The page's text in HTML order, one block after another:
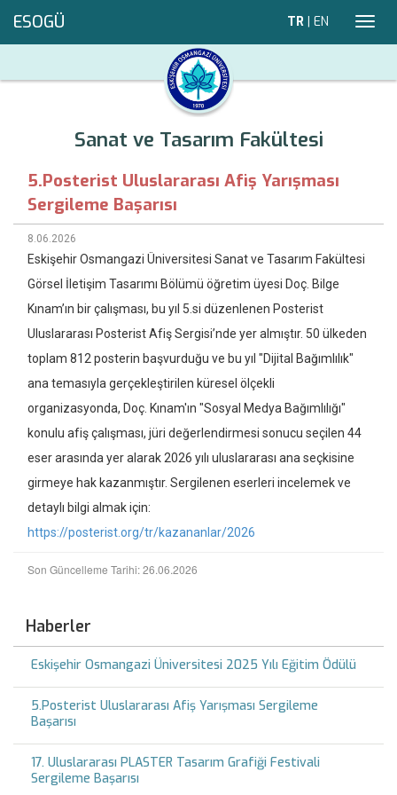
ESOGÜ TR | EN
Sanat ve Tasarım Fakültesi
5.Posterist Uluslararası Afiş Yarışması
Sergileme Başarısı
8.06.2026
Eskişehir Osmangazi Üniversitesi Sanat ve Tasarım Fakültesi
Görsel İletişim Tasarımı Bölümü öğretim üyesi Doç. Bilge
Kınam’ın bir çalışması, bu yıl 5.si düzenlenen Posterist
Uluslararası Posterist Afiş Sergisi’nde yer almıştır. 50 ülkeden
toplam 812 posterin başvurduğu ve bu yıl "Dijital Bağımlılık"
ana temasıyla gerçekleştirilen küresel ölçekli
organizasyonda, Doç. Kınam'ın "Sosyal Medya Bağımlılığı"
konulu afiş çalışması, jüri değerlendirmesi sonucu seçilen 44
eser arasında yer alarak 2026 yılı uluslararası ana seçkisine
girmeye hak kazanmıştır. Sergilenen eserleri incelemek ve
detaylı bilgi almak için:
https://posterist.org/tr/kazananlar/2026
Son Güncelleme Tarihi: 26.06.2026
Haberler
Eskişehir Osmangazi Üniversitesi 2025 Yılı Eğitim Ödülü
5.Posterist Uluslararası Afiş Yarışması Sergileme
Başarısı
17. Uluslararası PLASTER Tasarım Grafiği Festivali
Sergileme Başarısı